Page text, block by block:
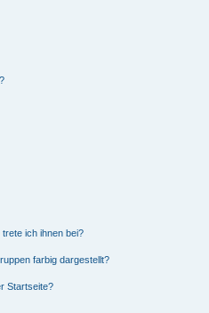
ich ihnen bei?
farbig dargestellt?
Startseite?